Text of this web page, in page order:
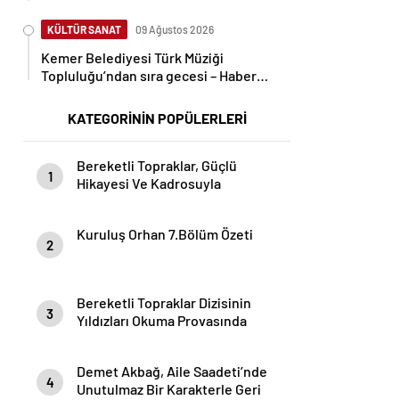
KÜLTÜR SANAT 09 Ağustos 2026
Kemer Belediyesi Türk Müziği
Topluluğu’ndan sıra gecesi – Haber
KATEGORİNİN POPÜLERLERİ
1
Bereketli Topraklar, Güçlü
Hikayesi Ve Kadrosuyla
2
Kuruluş Orhan 7.Bölüm Özeti
3
Bereketli Topraklar Dizisinin
Yıldızları Okuma Provasında
4
Demet Akbağ, Aile Saadeti’nde
Unutulmaz Bir Karakterle Geri